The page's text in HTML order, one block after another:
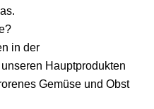
in der
Hauptprodukten
Gemüse und Obst